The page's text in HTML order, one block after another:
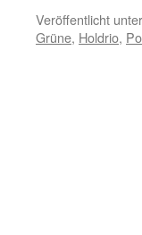
Veröffentlicht unter
Grüne, Holdrio,